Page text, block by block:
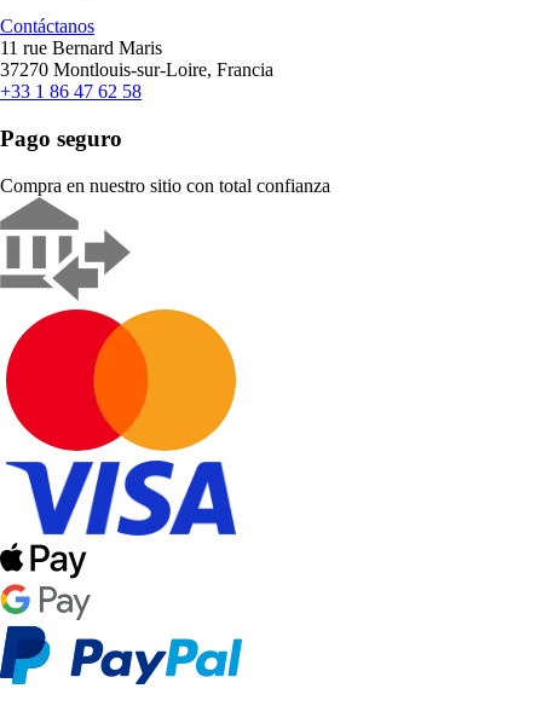
Contáctanos
11 rue Bernard Maris
37270 Montlouis-sur-Loire, Francia
+33 1 86 47 62 58
Pago seguro
Compra en nuestro sitio con total confianza